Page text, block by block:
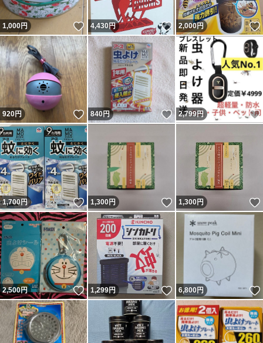
1,000円 いいね！
4,430円 いいね！
2,000円
920円 いいね！
840円 いいね！
2,799円
1,700円 いいね！
1,300円 いいね！
1,300円
2,500円 いいね！
1,299円 いいね！
6,800円